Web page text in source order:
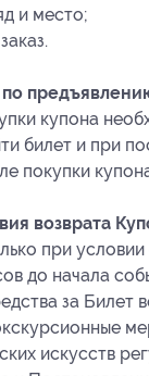
и место;
купона
билет и при
покупки
возврата
при
до начала
за Билет
искусств